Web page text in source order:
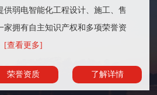
供弱电智能化工程设计、施工、售
家拥有自主知识产权和多项荣誉资
[查看更多]
荣誉资质 了解详情